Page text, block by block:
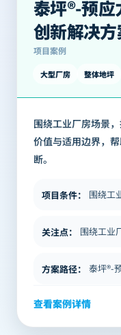
泰坪®-预应
创新解决
机全生命周
项目案例
大型厂房 整体地坪
围绕工业厂房场景
价值与适用边界，
断。
项目条件：
关注点：
方案路径：
查看案例详情